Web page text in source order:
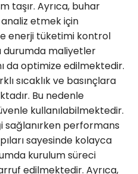
taşır. Ayrıca, buhar
etmek için
enerji tüketimi kontrol
durumda maliyetler
da optimize edilmektedir.
sıcaklık ve basınçlara
Bu nedenle
kullanılabilmektedir.
sağlanırken performans
sayesinde kolayca
kurulum süreci
edilmektedir. Ayrıca,